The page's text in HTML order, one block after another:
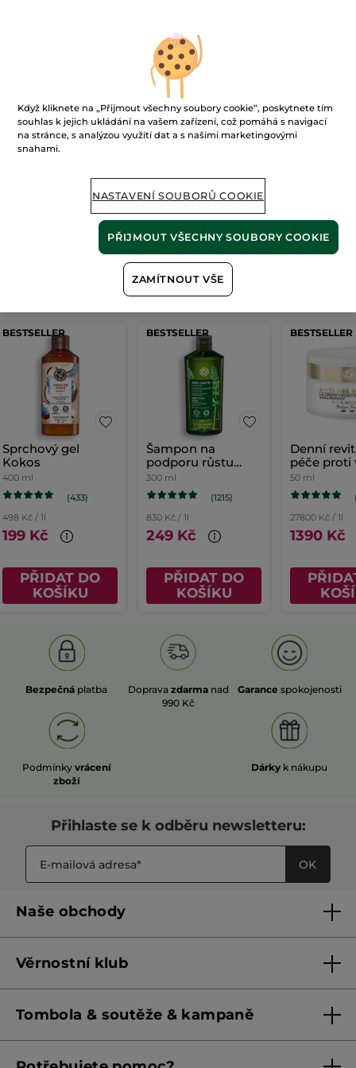
Ups!
Stránku nelze zobrazit.
odkaz není platný.
nejprodávanější produkty
BESTSELLER
Sprchový gel
Kokos
400 ml
(433)
498 Kč / 1l
199 Kč
PŘIDAT DO
KOŠÍKU
BESTSELLER
Šampon na
podporu růstu
vlasů
300 ml
(1215)
830 Kč / 1l
249 Kč
PŘIDAT DO
KOŠÍKU
BESTSELLER
Denní
péče proti
50 ml
27800 Kč / 1l
1390 Kč
Bezpečná platba Doprava zdarma nad
990 Kč
Garance spokojenosti
Podmínky vrácení
zboží
Dárky k nákupu
Přihlaste se k odběru newsletteru:
OK
Naše obchody
Franšízing
Věrnostní klub
Pravidla věrnostního klubu od 1. 6. 2026
Tombola & soutěže & kampaně
Když kliknete na „Přijmout všechny soubory cookie“, poskytnete tím
souhlas k jejich ukládání na vašem zařízení, což pomáhá s navigací
na stránce, s analýzou využití dat a s našimi marketingovými
snahami.
NASTAVENÍ SOUBORŮ COOKIE
ZAMÍTNOUT VŠE
PŘIJMOUT VŠECHNY SOUBORY COOKIE